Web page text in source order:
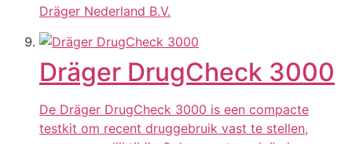
Dräger Nederland B.V.
Dräger DrugCheck 3000
De Dräger DrugCheck 3000 is een compacte
testkit om recent druggebruik vast te stellen,